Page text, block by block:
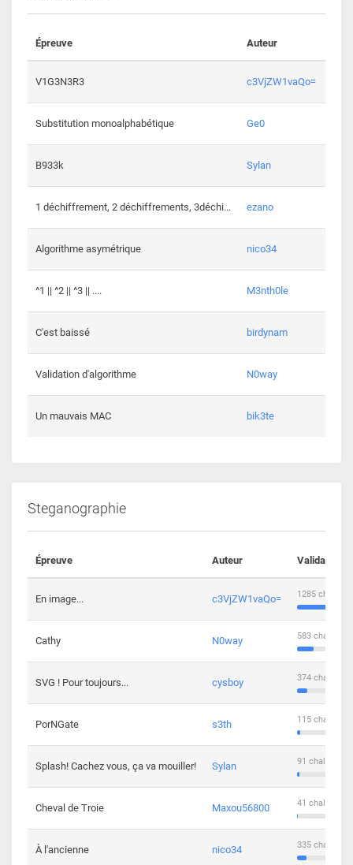
Épreuve Auteur
V1G3N3R3 c3VjZW1vaQo=
Substitution monoalphabétique Ge0
B933k Sylan
1 déchiffrement, 2 déchiffrements, 3déchi... ezano
Algorithme asymétrique nico34
^1 || ^2 || ^3 || .... M3nth0le
C'est baissé birdynam
Validation d'algorithme N0way
Un mauvais MAC bik3te
Steganographie
Épreuve Auteur Validations
En image... c3VjZW1vaQo= 1285
Cathy N0way 583
SVG ! Pour toujours... cysboy 374
PorNGate s3th 115
Splash! Cachez vous, ça va mouiller! Sylan 91
Cheval de Troie Maxou56800 41
À l'ancienne nico34 335